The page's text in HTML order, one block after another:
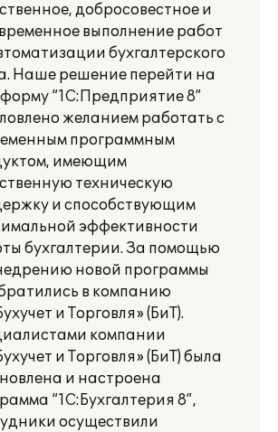
добросовестное и
выполнение работ
бухгалтерского
Наше решение перейти на
“1С:Предприятие 8”
желанием работать с
программным
имеющим
техническую
и способствующим
эффективности
бухгалтерии. За помощью
новой программы
в компанию
и Торговля» (БиТ).
компании
и Торговля» (БиТ) была
и настроена
“1С:Бухгалтерия 8”,
осуществили